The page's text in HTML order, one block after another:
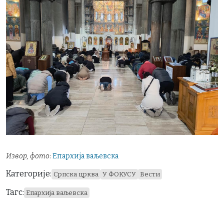
Извор, фото: Епархија ваљевска
Категорије: Српска црква У ФОКУСУ Вести
Тагс: Епархија ваљевска